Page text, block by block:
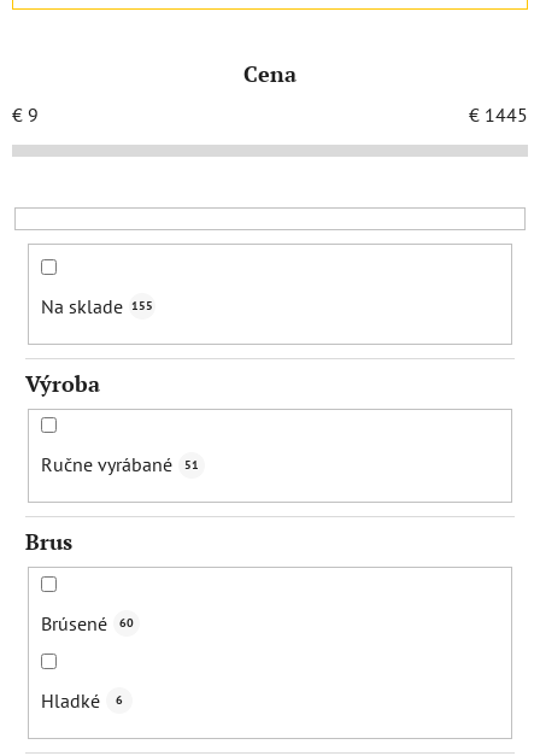
d
i
e
r
o
Cena
€ 9 € 1445
Na sklade 155
Výroba
Ručne vyrábané 51
Brus
Brúsené 60
Hladké 6